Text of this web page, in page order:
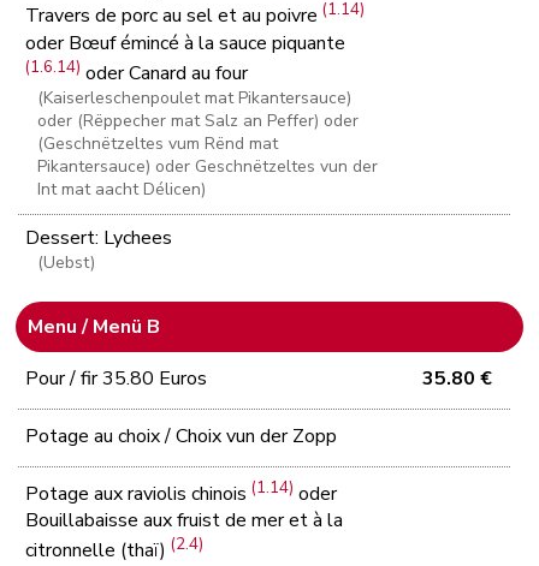
Travers de porc au sel et au poivre(1.14)
oder Bœuf émincé à la sauce piquante
(1.6.14) oder Canard au four
(Kaiserleschenpoulet mat Pikantersauce)
oder (Rëppecher mat Salz an Peffer) oder
(Geschnëtzeltes vum Rënd mat
Pikantersauce) oder Geschnëtzeltes vun der
Int mat aacht Délicen)
Dessert: Lychees
(Uebst)
Menu / Menü B
Pour / fir 35.80 Euros
35.80 €
Potage au choix / Choix vun der Zopp
Potage aux raviolis chinois(1.14) oder
Bouillabaisse aux fruist de mer et à la
citronnelle (thaï)(2.4)